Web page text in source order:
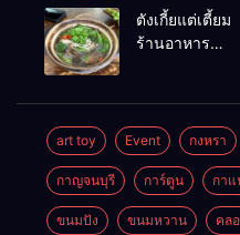
แบงค์คอก
ตังเกี้ยแต่เตี้ยม
ร้านอาหาร
art toy Event กงหรา
กาญจนบุรี การ์ตูน กาแ
ขนมปัง ขนมหวาน คล